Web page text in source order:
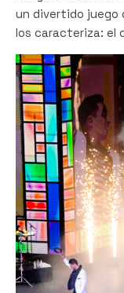
un divertido juego
los caracteriza: el